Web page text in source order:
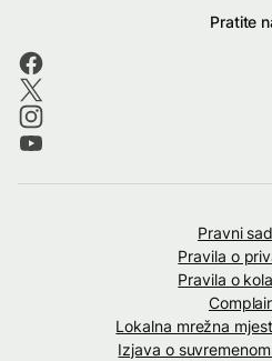
Pratite
Pravni
Pravila o
Pravila o
Lokalna mrežna
Izjava o